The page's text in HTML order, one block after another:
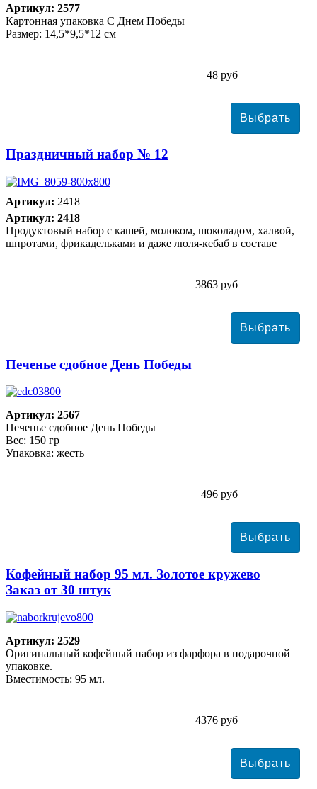
Артикул: 2577
Картонная упаковка С Днем Победы
Размер: 14,5*9,5*12 см
48 руб
Праздничный набор № 12
Артикул: 2418
Артикул: 2418
Продуктовый набор с кашей, молоком, шоколадом, халвой,
шпротами, фрикадельками и даже люля-кебаб в составе
3863 руб
Печенье сдобное День Победы
Артикул: 2567
Печенье сдобное День Победы
Вес: 150 гр
Упаковка: жесть
496 руб
Кофейный набор 95 мл. Золотое кружево
Заказ от 30 штук
Артикул: 2529
Оригинальный кофейный набор из фарфора в подарочной
упаковке.
Вместимость: 95 мл.
4376 руб